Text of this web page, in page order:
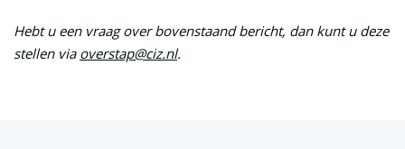
Hebt u een vraag over bovenstaand bericht, dan kunt u deze
stellen via overstap@ciz.nl.